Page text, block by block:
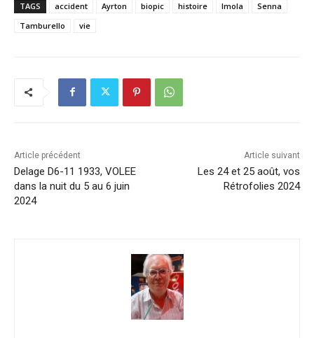
TAGS accident Ayrton biopic histoire Imola
Senna
Tamburello
vie
Article précédent
Delage D6-11 1933, VOLEE
dans la nuit du 5 au 6 juin
2024
Article suivant
Les 24 et 25 août, vos
Rétrofolies 2024